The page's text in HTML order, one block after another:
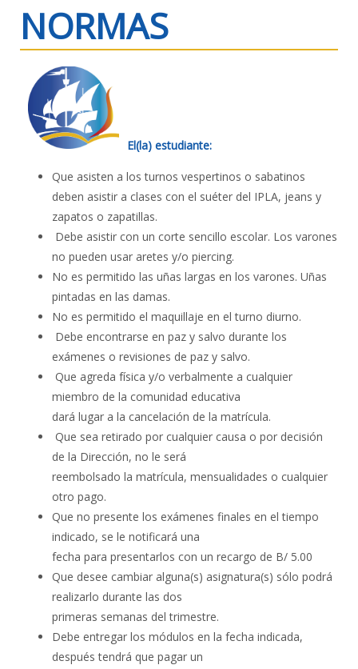
NORMAS
El(la) estudiante:
Que asisten a los turnos vespertinos o sabatinos
deben asistir a clases con el suéter del IPLA, jeans y
zapatos o zapatillas.
Debe asistir con un corte sencillo escolar. Los varones
no pueden usar aretes y/o piercing.
No es permitido las uñas largas en los varones. Uñas
pintadas en las damas.
No es permitido el maquillaje en el turno diurno.
Debe encontrarse en paz y salvo durante los
exámenes o revisiones de paz y salvo.
Que agreda física y/o verbalmente a cualquier
miembro de la comunidad educativa
dará lugar a la cancelación de la matrícula.
Que sea retirado por cualquier causa o por decisión
de la Dirección, no le será
reembolsado la matrícula, mensualidades o cualquier
otro pago.
Que no presente los exámenes finales en el tiempo
indicado, se le notificará una
fecha para presentarlos con un recargo de B/ 5.00
Que desee cambiar alguna(s) asignatura(s) sólo podrá
realizarlo durante las dos
primeras semanas del trimestre.
Debe entregar los módulos en la fecha indicada,
después tendrá que pagar un